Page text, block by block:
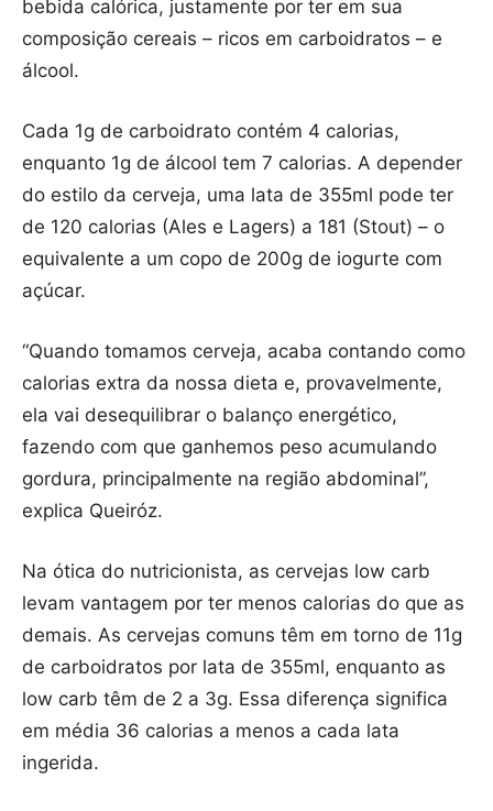
bebida calórica, justamente por ter em sua
composição cereais – ricos em carboidratos – e
álcool.
Cada 1g de carboidrato contém 4 calorias,
enquanto 1g de álcool tem 7 calorias. A depender
do estilo da cerveja, uma lata de 355ml pode ter
de 120 calorias (Ales e Lagers) a 181 (Stout) – o
equivalente a um copo de 200g de iogurte com
açúcar.
“Quando tomamos cerveja, acaba contando como
calorias extra da nossa dieta e, provavelmente,
ela vai desequilibrar o balanço energético,
fazendo com que ganhemos peso acumulando
gordura, principalmente na região abdominal”,
explica Queiróz.
Na ótica do nutricionista, as cervejas low carb
levam vantagem por ter menos calorias do que as
demais. As cervejas comuns têm em torno de 11g
de carboidratos por lata de 355ml, enquanto as
low carb têm de 2 a 3g. Essa diferença significa
em média 36 calorias a menos a cada lata
ingerida.